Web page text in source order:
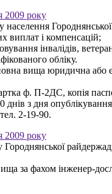
2009 року
населення
виплат і компенсацій;
інвалідів,
обліку.
вища юридична
ф. П-2ДС, копія
з дня
2-19-90.
2009 року
за фахом інженер-